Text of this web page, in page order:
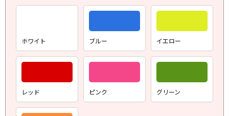
ホワイト ブルー イエロー
レッド ピンク グリーン